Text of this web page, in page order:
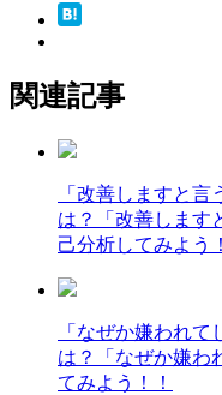
関連記事
「改善しますと
は？「改善します
己分析してみよう
「なぜか嫌われ
は？「なぜか嫌わ
てみよう！！